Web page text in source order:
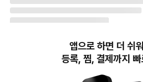
앱으로 하면 더 쉬
등록, 찜, 결제까지 빠